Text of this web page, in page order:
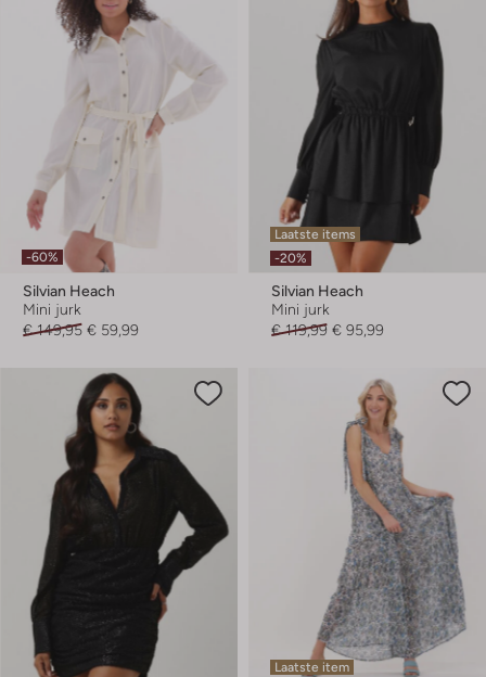
-60%
Silvian Heach
Mini jurk
€ 149,95 € 59,99
Laatste items
-20%
Silvian Heach
Mini jurk
€ 119,99 € 95,99
Laatste item